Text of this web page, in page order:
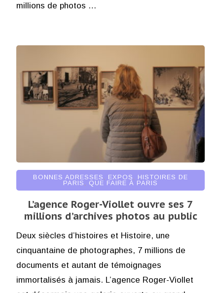
millions de photos …
BONNES ADRESSES EXPOS
HISTOIRES DE
PARIS
QUE FAIRE À PARIS
L’agence Roger-Viollet ouvre ses 7
millions d’archives photos au public
Deux siècles d’histoires et Histoire, une
cinquantaine de photographes, 7 millions de
documents et autant de témoignages
immortalisés à jamais. L’agence Roger-Viollet